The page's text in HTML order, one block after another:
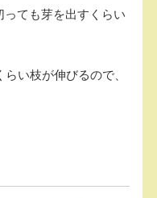
ても芽を出すくらい
い枝が伸びるので、